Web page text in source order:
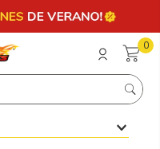
0
más buscados